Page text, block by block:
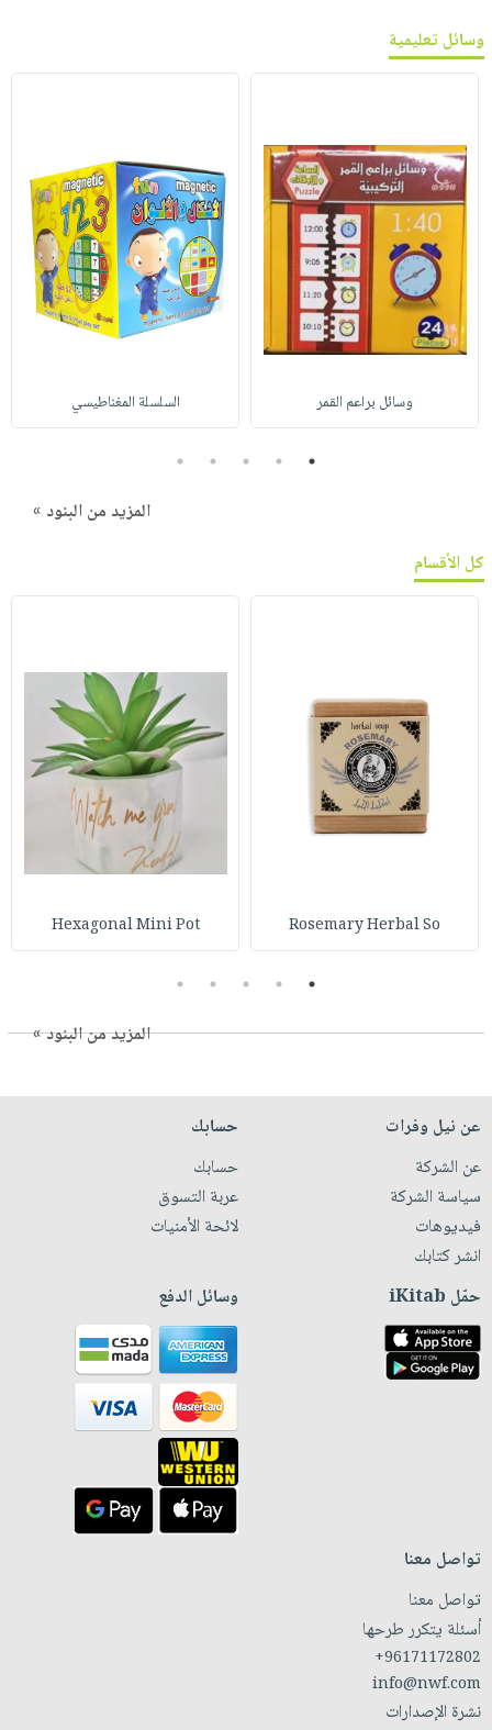
وسائل تعليمية
وسائل براعم القمر السلسلة المغناطيسي
1
2
3
4
5
المزيد من البنود »
كل الأقسام
Rosemary Herbal So
Hexagonal Mini Pot
1
2
3
4
5
المزيد من البنود »
عن نيل وفرات
عن الشركة
سياسة الشركة
فيديوهات
انشر كتابك
حسابك
حسابك
عربة التسوق
لائحة الأمنيات
حمّل iKitab وسائل الدفع
تواصل معنا
تواصل معنا
أسئلة يتكرر طرحها
+96171172802
info@nwf.com
نشرة الإصدارات